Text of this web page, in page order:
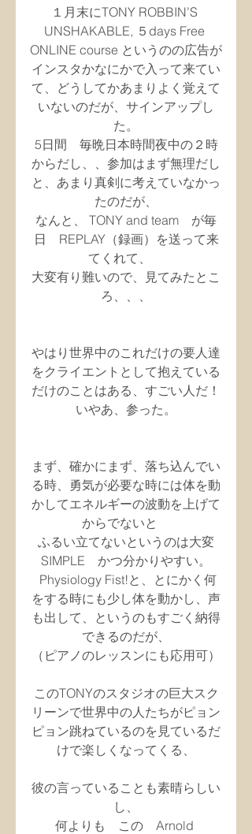
１月末にTONY ROBBIN’S
UNSHAKABLE, ５days Free
ONLINE course というのの広告が
インスタかなにかで入って来てい
て、どうしてかあまりよく覚えて
いないのだが、サインアップし
た。
5日間　毎晩日本時間夜中の２時
からだし、、参加はまず無理だし
と、あまり真剣に考えていなかっ
たのだが、
なんと、 TONY and team　が毎
日　REPLAY（録画）を送って来
てくれて、
大変有り難いので、見てみたとこ
ろ、、、
やはり世界中のこれだけの要人達
をクライエントとして抱えている
だけのことはある、すごい人だ！
いやあ、参った。
まず、確かにまず、落ち込んでい
る時、勇気が必要な時には体を動
かしてエネルギーの波動を上げて
からでないと
ふるい立てないというのは大変
SIMPLE　かつ分かりやすい。
をする時にも少し体を動かし、声
も出して、というのもすごく納得
できるのだが、
（ピアノのレッスンにも応用可）
このTONYのスタジオの巨大スク
リーンで世界中の人たちがピョン
ピョン跳ねているのを見ているだ
けで楽しくなってくる、
彼の言っていることも素晴らしい
し、
何よりも　この　Arnold